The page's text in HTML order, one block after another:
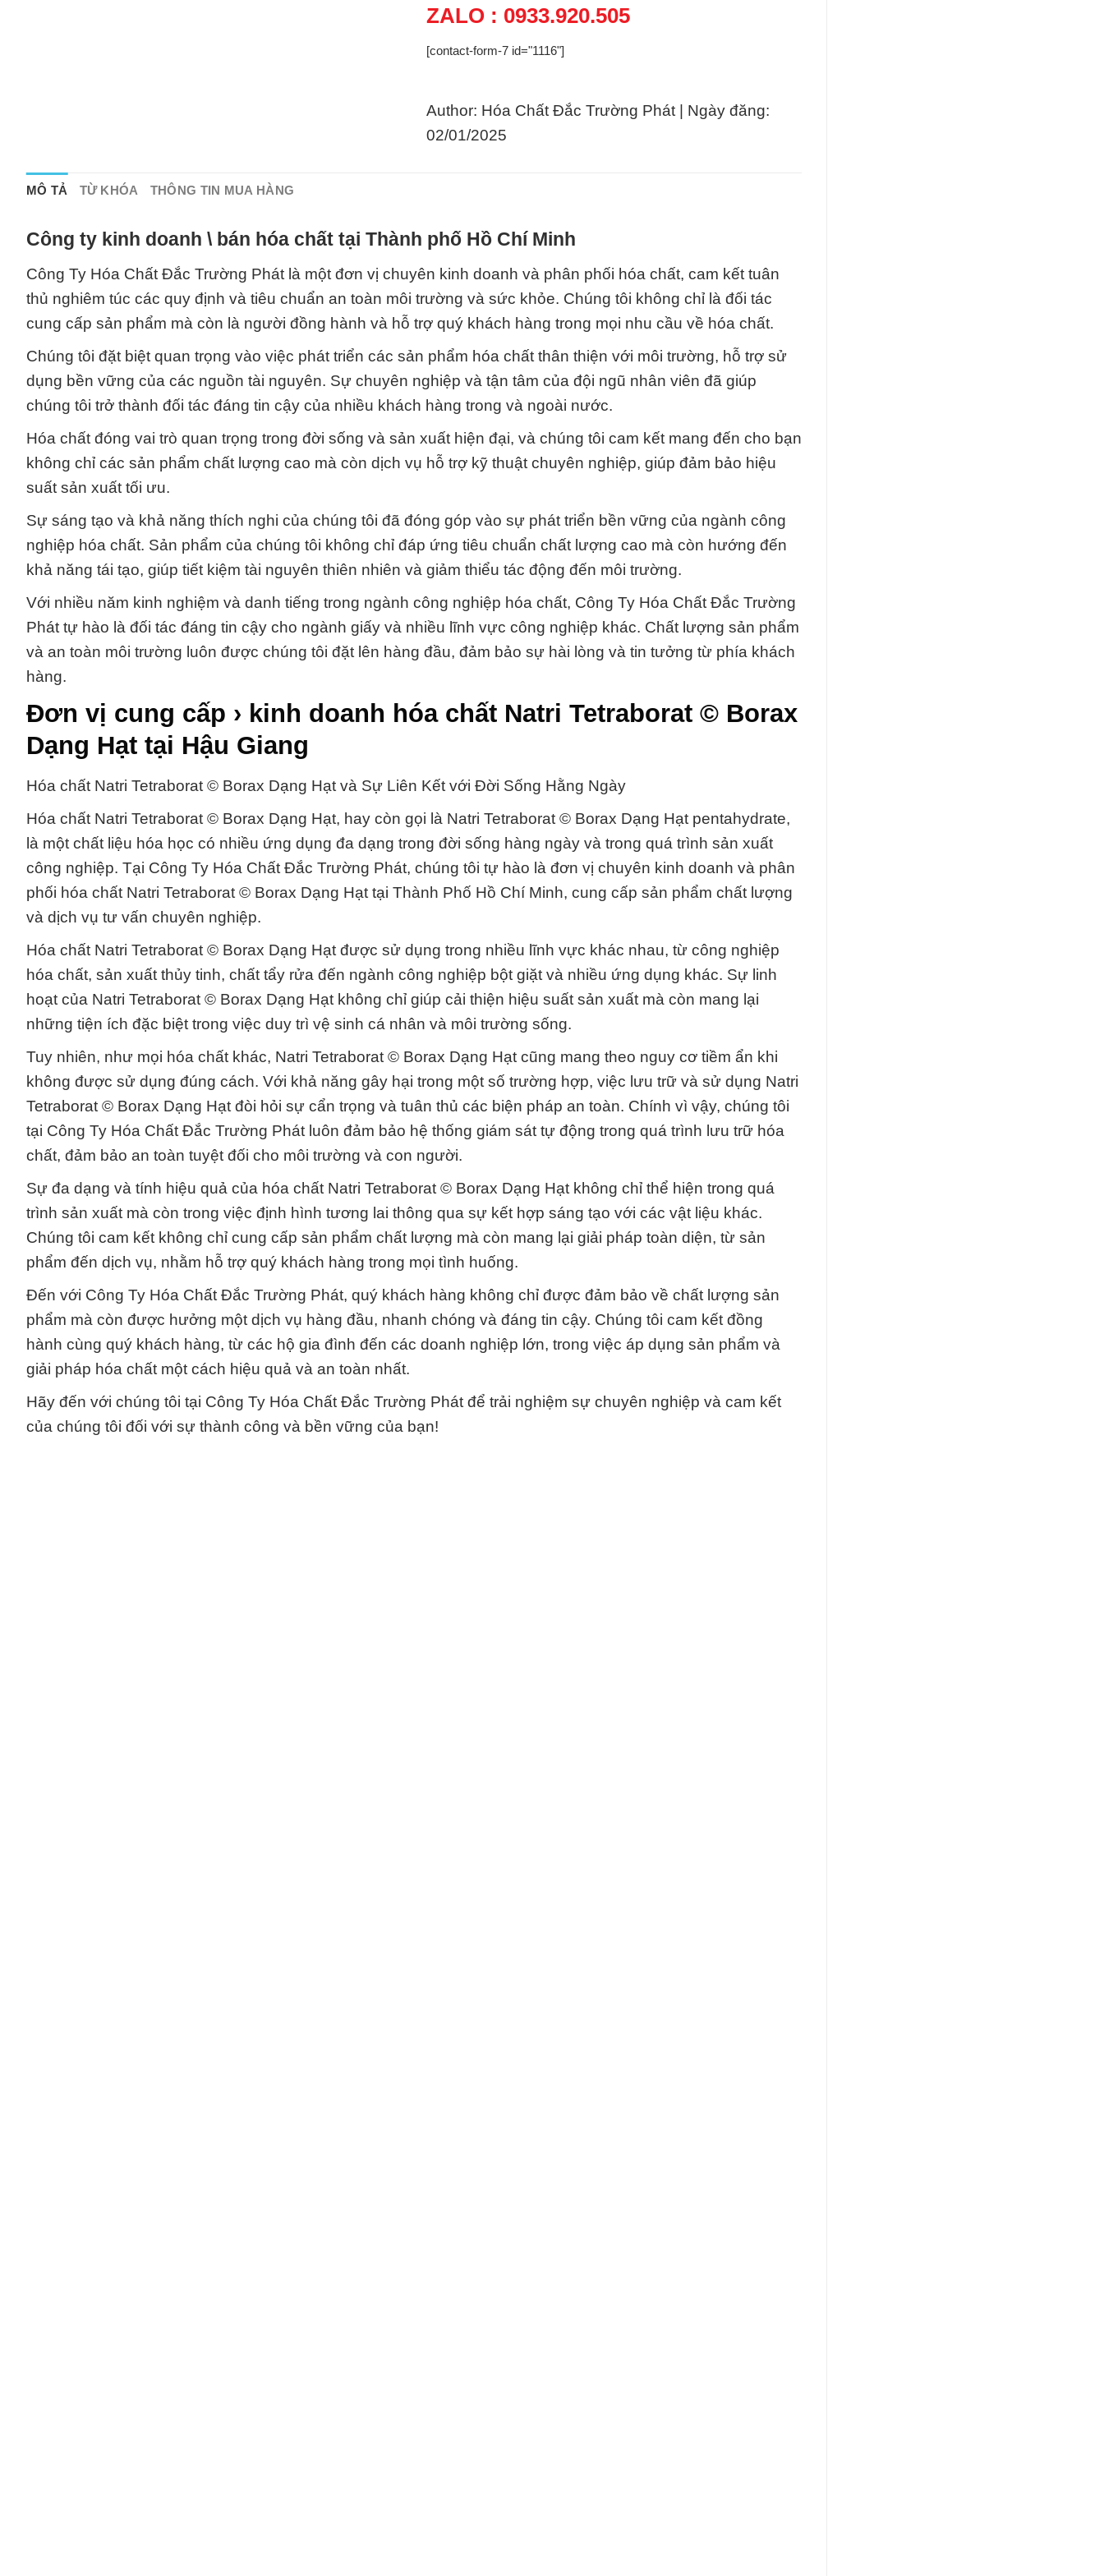
ZALO : 0933.920.505
[contact-form-7 id="1116"]
Author: Hóa Chất Đắc Trường Phát | Ngày đăng:
02/01/2025
MÔ TẢ TỪ KHÓA THÔNG TIN MUA HÀNG
Công ty kinh doanh \ bán hóa chất tại Thành phố Hồ Chí Minh
Công Ty Hóa Chất Đắc Trường Phát là một đơn vị chuyên kinh doanh và phân phối hóa chất, cam kết tuân
thủ nghiêm túc các quy định và tiêu chuẩn an toàn môi trường và sức khỏe. Chúng tôi không chỉ là đối tác
cung cấp sản phẩm mà còn là người đồng hành và hỗ trợ quý khách hàng trong mọi nhu cầu về hóa chất.
Chúng tôi đặt biệt quan trọng vào việc phát triển các sản phẩm hóa chất thân thiện với môi trường, hỗ trợ sử
dụng bền vững của các nguồn tài nguyên. Sự chuyên nghiệp và tận tâm của đội ngũ nhân viên đã giúp
chúng tôi trở thành đối tác đáng tin cậy của nhiều khách hàng trong và ngoài nước.
Hóa chất đóng vai trò quan trọng trong đời sống và sản xuất hiện đại, và chúng tôi cam kết mang đến cho bạn
không chỉ các sản phẩm chất lượng cao mà còn dịch vụ hỗ trợ kỹ thuật chuyên nghiệp, giúp đảm bảo hiệu
suất sản xuất tối ưu.
Sự sáng tạo và khả năng thích nghi của chúng tôi đã đóng góp vào sự phát triển bền vững của ngành công
nghiệp hóa chất. Sản phẩm của chúng tôi không chỉ đáp ứng tiêu chuẩn chất lượng cao mà còn hướng đến
khả năng tái tạo, giúp tiết kiệm tài nguyên thiên nhiên và giảm thiểu tác động đến môi trường.
Với nhiều năm kinh nghiệm và danh tiếng trong ngành công nghiệp hóa chất, Công Ty Hóa Chất Đắc Trường
Phát tự hào là đối tác đáng tin cậy cho ngành giấy và nhiều lĩnh vực công nghiệp khác. Chất lượng sản phẩm
và an toàn môi trường luôn được chúng tôi đặt lên hàng đầu, đảm bảo sự hài lòng và tin tưởng từ phía khách
hàng.
Đơn vị cung cấp › kinh doanh hóa chất Natri Tetraborat © Borax
Dạng Hạt tại Hậu Giang
Hóa chất Natri Tetraborat © Borax Dạng Hạt và Sự Liên Kết với Đời Sống Hằng Ngày
Hóa chất Natri Tetraborat © Borax Dạng Hạt, hay còn gọi là Natri Tetraborat © Borax Dạng Hạt pentahydrate,
là một chất liệu hóa học có nhiều ứng dụng đa dạng trong đời sống hàng ngày và trong quá trình sản xuất
công nghiệp. Tại Công Ty Hóa Chất Đắc Trường Phát, chúng tôi tự hào là đơn vị chuyên kinh doanh và phân
phối hóa chất Natri Tetraborat © Borax Dạng Hạt tại Thành Phố Hồ Chí Minh, cung cấp sản phẩm chất lượng
và dịch vụ tư vấn chuyên nghiệp.
Hóa chất Natri Tetraborat © Borax Dạng Hạt được sử dụng trong nhiều lĩnh vực khác nhau, từ công nghiệp
hóa chất, sản xuất thủy tinh, chất tẩy rửa đến ngành công nghiệp bột giặt và nhiều ứng dụng khác. Sự linh
hoạt của Natri Tetraborat © Borax Dạng Hạt không chỉ giúp cải thiện hiệu suất sản xuất mà còn mang lại
những tiện ích đặc biệt trong việc duy trì vệ sinh cá nhân và môi trường sống.
Tuy nhiên, như mọi hóa chất khác, Natri Tetraborat © Borax Dạng Hạt cũng mang theo nguy cơ tiềm ẩn khi
không được sử dụng đúng cách. Với khả năng gây hại trong một số trường hợp, việc lưu trữ và sử dụng Natri
Tetraborat © Borax Dạng Hạt đòi hỏi sự cẩn trọng và tuân thủ các biện pháp an toàn. Chính vì vậy, chúng tôi
tại Công Ty Hóa Chất Đắc Trường Phát luôn đảm bảo hệ thống giám sát tự động trong quá trình lưu trữ hóa
chất, đảm bảo an toàn tuyệt đối cho môi trường và con người.
Sự đa dạng và tính hiệu quả của hóa chất Natri Tetraborat © Borax Dạng Hạt không chỉ thể hiện trong quá
trình sản xuất mà còn trong việc định hình tương lai thông qua sự kết hợp sáng tạo với các vật liệu khác.
Chúng tôi cam kết không chỉ cung cấp sản phẩm chất lượng mà còn mang lại giải pháp toàn diện, từ sản
phẩm đến dịch vụ, nhằm hỗ trợ quý khách hàng trong mọi tình huống.
Đến với Công Ty Hóa Chất Đắc Trường Phát, quý khách hàng không chỉ được đảm bảo về chất lượng sản
phẩm mà còn được hưởng một dịch vụ hàng đầu, nhanh chóng và đáng tin cậy. Chúng tôi cam kết đồng
hành cùng quý khách hàng, từ các hộ gia đình đến các doanh nghiệp lớn, trong việc áp dụng sản phẩm và
giải pháp hóa chất một cách hiệu quả và an toàn nhất.
Hãy đến với chúng tôi tại Công Ty Hóa Chất Đắc Trường Phát để trải nghiệm sự chuyên nghiệp và cam kết
của chúng tôi đối với sự thành công và bền vững của bạn!